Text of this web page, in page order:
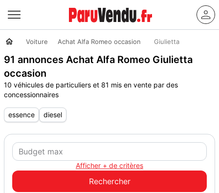
Voiture Achat Alfa Romeo occasion Giulietta
91 annonces Achat Alfa Romeo Giulietta
occasion
10 véhicules de particuliers et 81 mis en vente par des
concessionnaires
essence diesel
Afficher + de critères